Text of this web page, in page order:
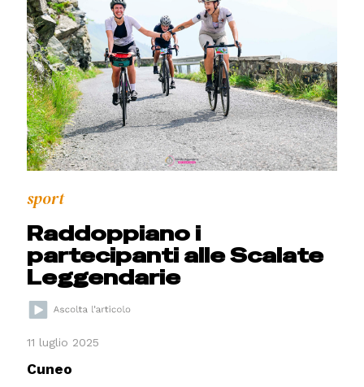
sport
Raddoppiano i
partecipanti alle Scalate
Leggendarie
11 luglio 2025
Cuneo